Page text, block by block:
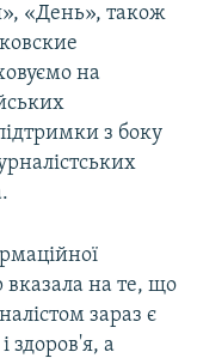
«День», також
на
з боку
на те, що
зараз є
здоров'я, а